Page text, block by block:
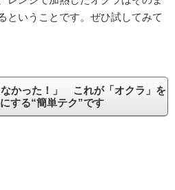
ということです。ぜひ試してみて
かった！」 これが「オクラ」を
する“簡単テク”です